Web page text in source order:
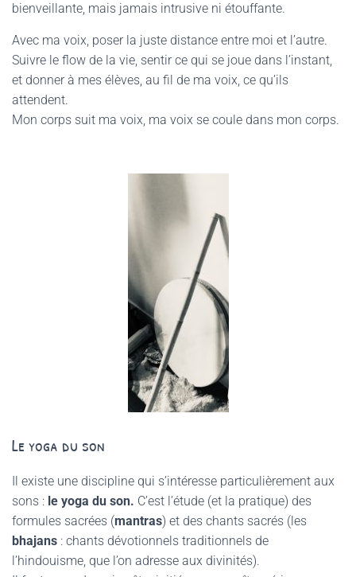
bienveillante, mais jamais intrusive ni étouffante.
Avec ma voix, poser la juste distance entre moi et l’autre.
Suivre le flow de la vie, sentir ce qui se joue dans l’instant,
et donner à mes élèves, au fil de ma voix, ce qu’ils
attendent.
Mon corps suit ma voix, ma voix se coule dans mon corps.
Le yoga du son
Il existe une discipline qui s’intéresse particulièrement aux
sons : le yoga du son. C’est l’étude (et la pratique) des
formules sacrées (mantras) et des chants sacrés (les
bhajans : chants dévotionnels traditionnels de
l’hindouisme, que l’on adresse aux divinités).